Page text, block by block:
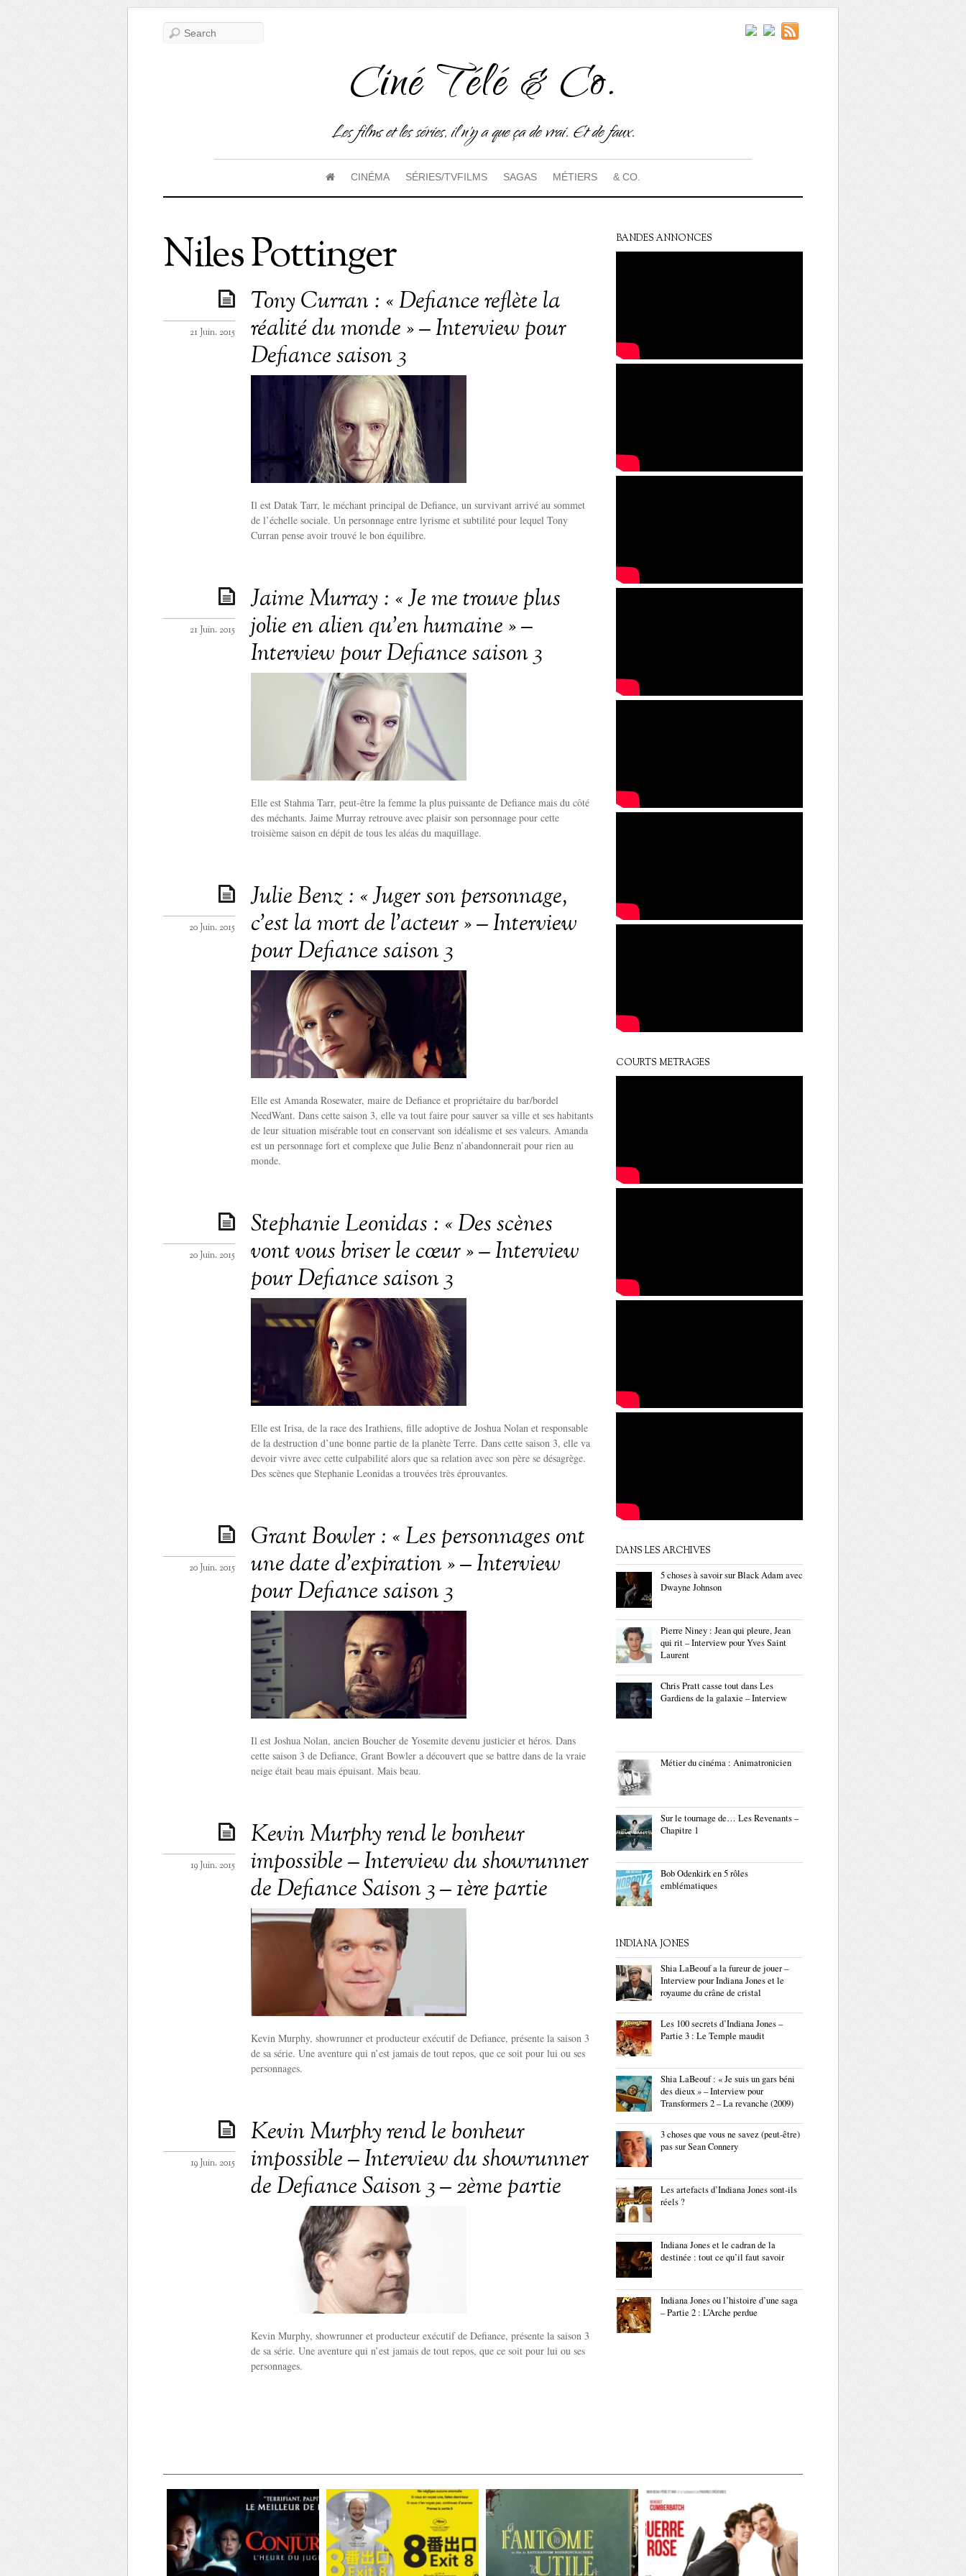
Ciné Télé & Co.
Les films et les séries, il n'y a que ça de vrai. Et de faux.
CINÉMA SÉRIES/TVFILMS SAGAS MÉTIERS & CO.
Niles Pottinger
Tony Curran : « Defiance reflète la
réalité du monde » – Interview pour
Defiance saison 3
21 Juin. 2015
Il est Datak Tarr, le méchant principal de Defiance, un survivant arrivé au sommet
de l’échelle sociale. Un personnage entre lyrisme et subtilité pour lequel Tony
Curran pense avoir trouvé le bon équilibre.
Jaime Murray : « Je me trouve plus
jolie en alien qu’en humaine » –
Interview pour Defiance saison 3
21 Juin. 2015
Elle est Stahma Tarr, peut-être la femme la plus puissante de Defiance mais du côté
des méchants. Jaime Murray retrouve avec plaisir son personnage pour cette
troisième saison en dépit de tous les aléas du maquillage.
Julie Benz : « Juger son personnage,
c’est la mort de l’acteur » – Interview
pour Defiance saison 3
20 Juin. 2015
Elle est Amanda Rosewater, maire de Defiance et propriétaire du bar/bordel
NeedWant. Dans cette saison 3, elle va tout faire pour sauver sa ville et ses habitants
de leur situation misérable tout en conservant son idéalisme et ses valeurs. Amanda
est un personnage fort et complexe que Julie Benz n’abandonnerait pour rien au
monde.
Stephanie Leonidas : « Des scènes
vont vous briser le cœur » – Interview
pour Defiance saison 3
20 Juin. 2015
Elle est Irisa, de la race des Irathiens, fille adoptive de Joshua Nolan et responsable
de la destruction d’une bonne partie de la planète Terre. Dans cette saison 3, elle va
devoir vivre avec cette culpabilité alors que sa relation avec son père se désagrège.
Des scènes que Stephanie Leonidas a trouvées très éprouvantes.
Grant Bowler : « Les personnages ont
une date d’expiration » – Interview
pour Defiance saison 3
20 Juin. 2015
Il est Joshua Nolan, ancien Boucher de Yosemite devenu justicier et héros. Dans
cette saison 3 de Defiance, Grant Bowler a découvert que se battre dans de la vraie
neige était beau mais épuisant. Mais beau.
Kevin Murphy rend le bonheur
impossible – Interview du showrunner
de Defiance Saison 3 – 1ère partie
19 Juin. 2015
Kevin Murphy, showrunner et producteur exécutif de Defiance, présente la saison 3
de sa série. Une aventure qui n’est jamais de tout repos, que ce soit pour lui ou ses
personnages.
Kevin Murphy rend le bonheur
impossible – Interview du showrunner
de Defiance Saison 3 – 2ème partie
19 Juin. 2015
Kevin Murphy, showrunner et producteur exécutif de Defiance, présente la saison 3
de sa série. Une aventure qui n’est jamais de tout repos, que ce soit pour lui ou ses
personnages.
BANDES ANNONCES
COURTS METRAGES
DANS LES ARCHIVES
5 choses à savoir sur Black Adam avec
Dwayne Johnson
Pierre Niney : Jean qui pleure, Jean
qui rit – Interview pour Yves Saint
Laurent
Chris Pratt casse tout dans Les
Gardiens de la galaxie – Interview
Métier du cinéma : Animatronicien
Sur le tournage de… Les Revenants –
Chapitre 1
Bob Odenkirk en 5 rôles
emblématiques
INDIANA JONES
Shia LaBeouf a la fureur de jouer –
Interview pour Indiana Jones et le
royaume du crâne de cristal
Les 100 secrets d’Indiana Jones –
Partie 3 : Le Temple maudit
Shia LaBeouf : « Je suis un gars béni
des dieux » – Interview pour
Transformers 2 – La revanche (2009)
3 choses que vous ne savez (peut-être)
pas sur Sean Connery
Les artefacts d’Indiana Jones sont-ils
réels ?
Indiana Jones et le cadran de la
destinée : tout ce qu’il faut savoir
Indiana Jones ou l’histoire d’une saga
– Partie 2 : L’Arche perdue